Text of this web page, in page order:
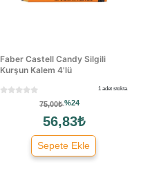
Faber Castell Candy Silgili
Kurşun Kalem 4'lü
1 adet stokta
75,00₺%24
56,83₺
Sepete Ekle